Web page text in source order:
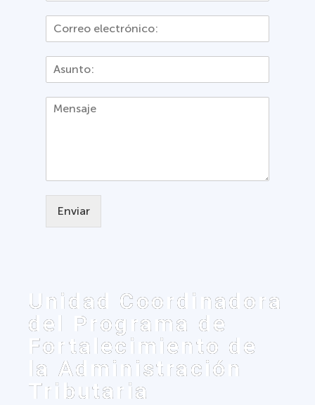
Enviar
Unidad Coordinadora
del Programa de
Fortalecimiento de
la Administración
Tributaria